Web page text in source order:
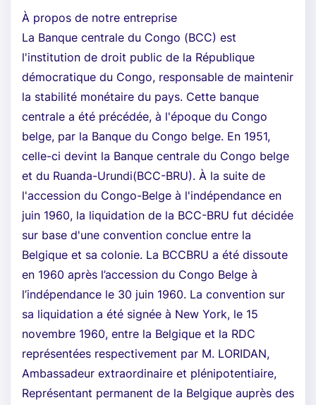
À propos de notre entreprise
La Banque centrale du Congo (BCC) est
l'institution de droit public de la République
démocratique du Congo, responsable de maintenir
la stabilité monétaire du pays. Cette banque
centrale a été précédée, à l'époque du Congo
belge, par la Banque du Congo belge. En 1951,
celle-ci devint la Banque centrale du Congo belge
et du Ruanda-Urundi(BCC-BRU). À la suite de
l'accession du Congo-Belge à l'indépendance en
juin 1960, la liquidation de la BCC-BRU fut décidée
sur base d'une convention conclue entre la
Belgique et sa colonie. La BCCBRU a été dissoute
en 1960 après l’accession du Congo Belge à
l’indépendance le 30 juin 1960. La convention sur
sa liquidation a été signée à New York, le 15
novembre 1960, entre la Belgique et la RDC
représentées respectivement par M. LORIDAN,
Ambassadeur extraordinaire et plénipotentiaire,
Représentant permanent de la Belgique auprès des